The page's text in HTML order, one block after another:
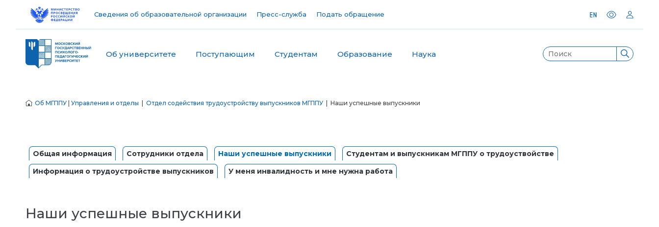
Сведения об образовательной организации Пресс-служба Подать обращение
Об университете Поступающим Студентам Образование Наука
Об МГППУ Управления и отделы Отдел содействия трудоустройству выпускников МГППУ | Наши успешные выпускники
Общая информация Сотрудники отдела Наши успешные выпускники
Студентам и выпускникам МГППУ о трудоуствойстве
Информация о трудоустройстве выпускников
У меня инвалидность и мне нужна работа
Наши успешные выпускники